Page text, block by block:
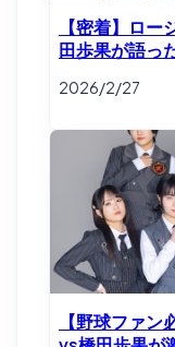
【密着】ロ
田歩果が語っ
2026/2/27
【野球ファ